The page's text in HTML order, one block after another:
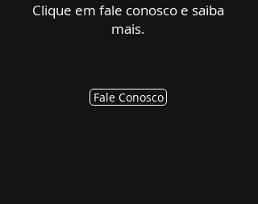
Clique em fale conosco e saiba
mais.
Fale Conosco